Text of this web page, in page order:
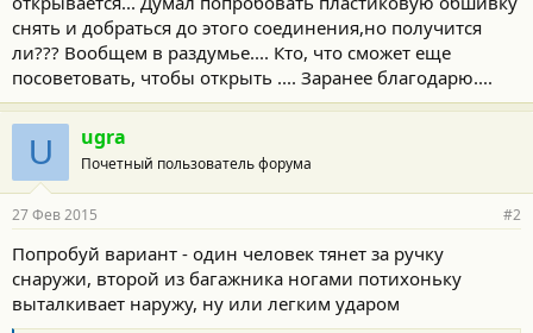
снять и добраться до этого соединения,но получится
ли??? Вообщем в раздумье.... Кто, что сможет еще
посоветовать, чтобы открыть .... Заранее благодарю....
U ugra
Почетный пользователь форума
27 Фев 2015 #2
Попробуй вариант - один человек тянет за ручку
снаружи, второй из багажника ногами потихоньку
выталкивает наружу, ну или легким ударом